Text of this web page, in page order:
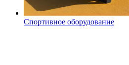
Спортивное оборудование